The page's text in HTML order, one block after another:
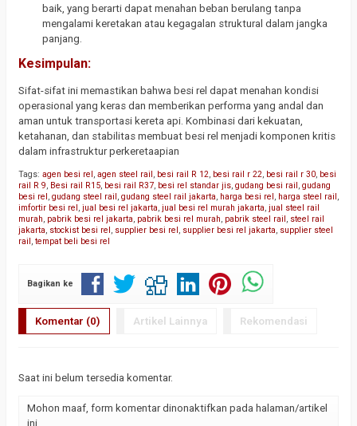
baik, yang berarti dapat menahan beban berulang tanpa
mengalami keretakan atau kegagalan struktural dalam jangka
panjang.
Kesimpulan:
Sifat-sifat ini memastikan bahwa besi rel dapat menahan kondisi
operasional yang keras dan memberikan performa yang andal dan
aman untuk transportasi kereta api. Kombinasi dari kekuatan,
ketahanan, dan stabilitas membuat besi rel menjadi komponen kritis
dalam infrastruktur perkeretaapian
Tags: agen besi rel , agen steel rail , besi rail R 12, besi rail r 22, besi rail r 30, besi
rail R 9, Besi rail R15, besi rail R37, besi rel standar jis, gudang besi rail , gudang
besi rel , gudang steel rail , gudang steel rail jakarta, harga besi rel , harga steel rail ,
imfortir besi rel , jual besi rel jakarta, jual besi rel murah jakarta, jual steel rail
murah, pabrik besi rel jakarta, pabrik besi rel murah, pabrik steel rail , steel rail
jakarta, stockist besi rel , supplier besi rel , supplier besi rel jakarta, supplier steel
rail , tempat beli besi rel
Bagikan ke
Komentar (0) Artikel Lainnya Rekomendasi
Saat ini belum tersedia komentar.
Mohon maaf, form komentar dinonaktifkan pada halaman/artikel
ini.